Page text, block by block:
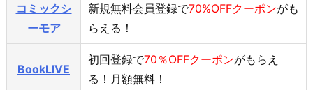
コミックシ
ーモア
新規無料会員登録で70%OFFクーポンがも
らえる！
BookLIVE
初回登録で70％OFFクーポンがもらえ
る！月額無料！